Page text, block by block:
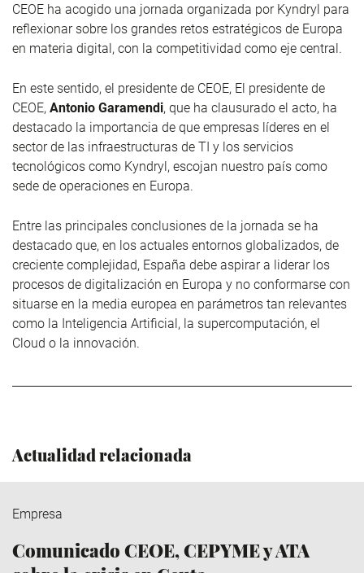
CEOE ha acogido una jornada organizada por Kyndryl para
reflexionar sobre los grandes retos estratégicos de Europa
en materia digital, con la competitividad como eje central.
En este sentido, el presidente de CEOE, El presidente de
CEOE, Antonio Garamendi, que ha clausurado el acto, ha
destacado la importancia de que empresas líderes en el
sector de las infraestructuras de TI y los servicios
tecnológicos como Kyndryl, escojan nuestro país como
sede de operaciones en Europa.
Entre las principales conclusiones de la jornada se ha
destacado que, en los actuales entornos globalizados, de
creciente complejidad, España debe aspirar a liderar los
procesos de digitalización en Europa y no conformarse con
situarse en la media europea en parámetros tan relevantes
como la Inteligencia Artificial, la supercomputación, el
Cloud o la innovación.
Actualidad relacionada
Empresa
Comunicado CEOE, CEPYME y ATA